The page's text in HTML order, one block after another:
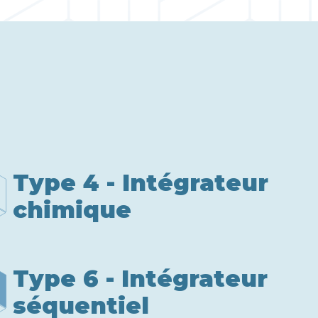
Type 4 - Intégrateur
chimique
Type 6 - Intégrateur
séquentiel